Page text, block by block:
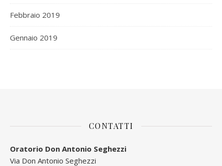
Febbraio 2019
Gennaio 2019
CONTATTI
Oratorio Don Antonio Seghezzi
Via Don Antonio Seghezzi